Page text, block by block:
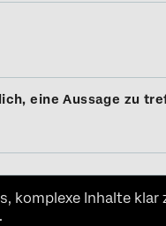
komplexe Inhalte klar